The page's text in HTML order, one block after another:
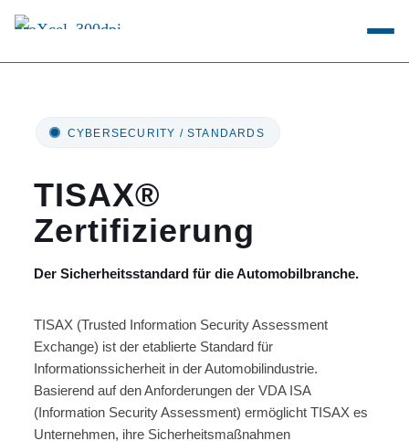
CYBERSECURITY / STANDARDS
TISAX®
Zertifizierung
Der Sicherheitsstandard für die Automobilbranche.
TISAX (Trusted Information Security Assessment
Exchange) ist der etablierte Standard für
Informationssicherheit in der Automobilindustrie.
Basierend auf den Anforderungen der VDA ISA
(Information Security Assessment) ermöglicht TISAX es
Unternehmen, ihre Sicherheitsmaßnahmen